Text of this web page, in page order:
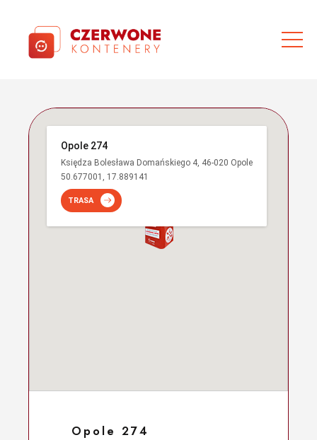
Opole 274
Księdza Bolesława Domańskiego 4, 46-020 Opole
50.677001, 17.889141
TRASA
Opole 274